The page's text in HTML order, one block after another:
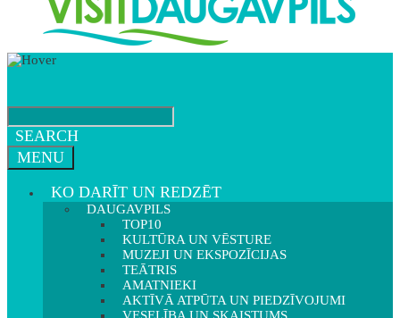
SEARCH
MENU
KO DARĪT UN REDZĒT
DAUGAVPILS
TOP10
KULTŪRA UN VĒSTURE
MUZEJI UN EKSPOZĪCIJAS
TEĀTRIS
AMATNIEKI
AKTĪVĀ ATPŪTA UN PIEDZĪVOJUMI